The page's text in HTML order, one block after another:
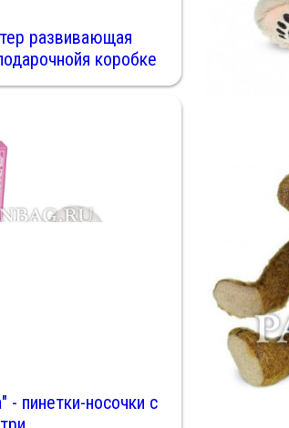
развивающая
коробке
- пинетки-носочки с